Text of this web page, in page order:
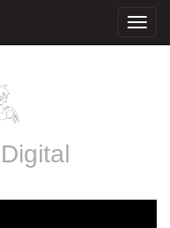
Digital